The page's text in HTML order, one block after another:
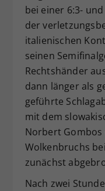
bei einer 6:3-
der
italienischen
seinen
Rechtshänder
dann länger als
geführte
mit dem
Norbert Gombos
Wolkenbruchs
zunächst
Nach zwei